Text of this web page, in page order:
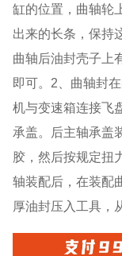
缸的位置，曲轴轮
出来的长条，保持
曲轴后油封壳子上
即可。2、曲轴封
机与变速箱连接飞
承盖。后主轴承盖
胶，然后按规定扭
轴装配后，在装配
厚油封压入工具，